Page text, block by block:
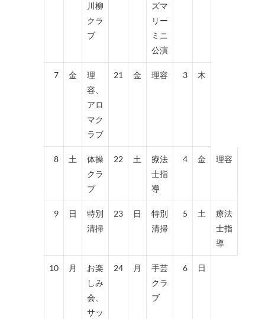
川柳
クラ
ブ
ズマ
リー
ミニ
公演
7 金
理
容、
アロ
マク
ラブ
21 金 理容 3 木
8 土
体操
クラ
ブ
22 土
療法
士指
導
4 金 理容
9 日
特別
清掃
23 日
特別
清掃
5 土
療法
士指
導
10 月
お楽
しみ
会、
サッ
24 月
手芸
クラ
ブ
6 日